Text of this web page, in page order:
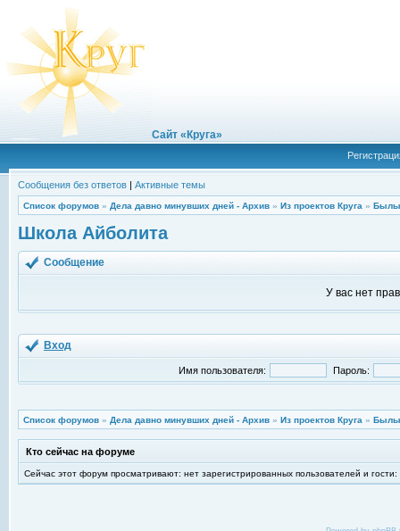
Сайт «Круга»
Сообщения без ответов | Активные темы
Список форумов » Дела давно минувших дней - Архив » Из проектов Круга »
Школа Айболита
Сообщение
У вас нет
Вход
Имя пользователя: Пароль:
Список форумов » Дела давно минувших дней - Архив » Из проектов Круга »
Кто сейчас на форуме
Сейчас этот форум просматривают: нет зарегистрированных пользователей и гости: